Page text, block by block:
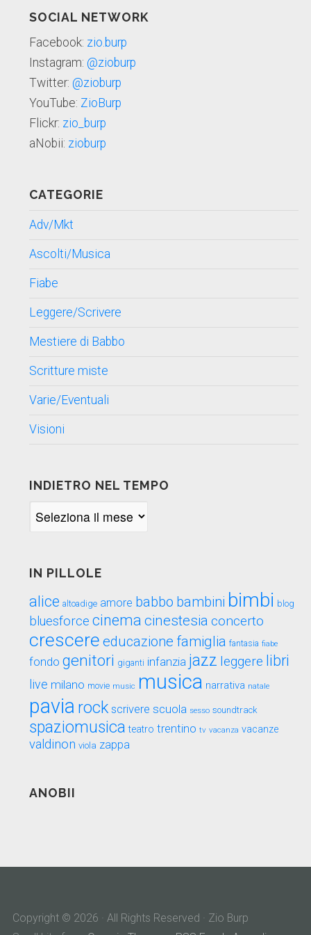
SOCIAL NETWORK
Facebook: zio.burp
Instagram: @zioburp
Twitter: @zioburp
YouTube: ZioBurp
Flickr: zio_burp
aNobii: zioburp
CATEGORIE
Adv/Mkt
Ascolti/Musica
Fiabe
Leggere/Scrivere
Mestiere di Babbo
Scritture miste
Varie/Eventuali
Visioni
INDIETRO NEL TEMPO
Indietro
IN PILLOLE
alice altoadige amore babbo bambini bimbi blog
bluesforce cinema cinestesia concerto
crescere educazione famiglia fantasia fiabe
fondo genitori giganti infanzia jazz leggere libri
live milano movie music musica narrativa natale
pavia rock scrivere scuola sesso soundtrack
spaziomusica teatro trentino tv vacanza vacanze
valdinon viola zappa
ANOBII
Copyright © 2026 · All Rights Reserved · Zio Burp